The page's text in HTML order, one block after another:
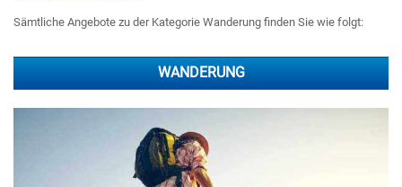
Sämtliche Angebote zu der Kategorie Wanderung finden Sie wie folgt:
WANDERUNG